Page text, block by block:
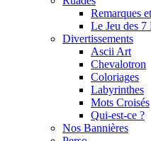
Remarques
Le Jeu des 7
Divertissements
Ascii Art
Chevalotron
Coloriages
Labyrinthes
Mots Croisés
Qui-est-ce ?
Nos Bannières